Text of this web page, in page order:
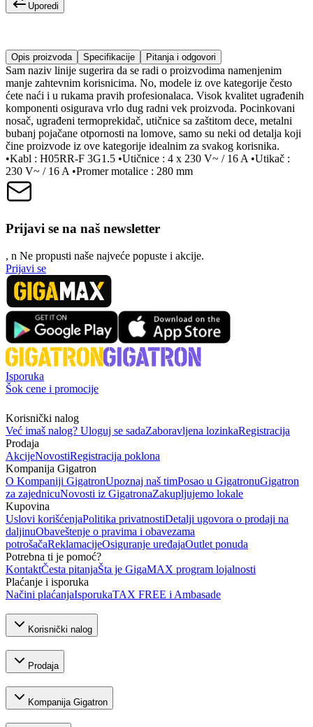
Uporedi
Opis proizvoda Specifikacije Pitanja i odgovori
Sam naziv linije sugerira da se radi o proizvodima namenjenim
manje zahtevnim korisnicima. No, modele iz ove kategorije često
ćete naći i u rukama pravih profesionalaca. Visok kvalitet ugrađenih
komponenti osigurava vrlo dug radni vek proizvoda. Pocinkovani
nosač, ugrađeni termoprekidač, utičnice sa zaštitom dece, metalni
bubanj pojačane otpornosti na lomove, samo su neki od detalja koji
čine proizvode iz ove kategorije idealnim za svakog korisnika.
•Kabl : H05RR-F 3G1.5 •Utičnice : 4 x 230 V~ / 16 A •Utikač :
230 V~ / 16 A •Promer motalice : 280 mm
Prijavi se na naš newsletter
, n Ne propusti naše najveće popuste i akcije.
Prijavi se
Isporuka
Šok cene i promocije
Korisnički nalog
Već imaš nalog? Uloguj se sadaZaboravljena lozinkaRegistracija
Prodaja
AkcijeNovostiRegistracija poklona
Kompanija Gigatron
O Kompaniji GigatronUpoznaj naš timPosao u GigatronuGigatron
za zajednicuNovosti iz GigatronaZakupljujemo lokale
Kupovina
Uslovi korišćenjaPolitika privatnostiDetalji ugovora o prodaji na
daljinuObaveštenje o pravima i obavezama
potrošačaReklamacijeOsiguranje uređajaOutlet ponuda
Potrebna ti je pomoć?
KontaktČesta pitanjaŠta je GigaMAX program lojalnosti
Plaćanje i isporuka
Načini plaćanjaIsporukaTAX FREE i Ambasade
Korisnički nalog
Prodaja
Kompanija Gigatron